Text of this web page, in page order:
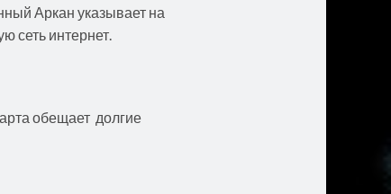
Аркан указывает на
сеть интернет.
обещает долгие